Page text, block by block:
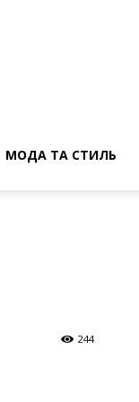
МОДА ТА СТИЛЬ
244